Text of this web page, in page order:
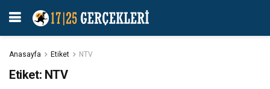
Anasayfa Etiket NTV
Etiket: NTV